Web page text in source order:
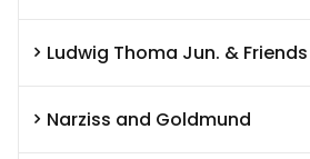
Ludwig Thoma Jun. & Friends
Narziss and Goldmund